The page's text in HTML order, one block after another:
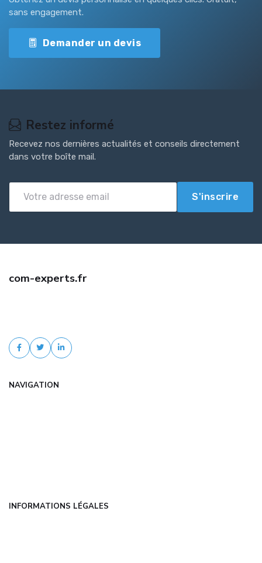
sans engagement.
Demander un devis
Restez informé
Recevez nos dernières actualités et conseils directement
dans votre boîte mail.
S'inscrire
com-experts.fr
NAVIGATION
INFORMATIONS LÉGALES